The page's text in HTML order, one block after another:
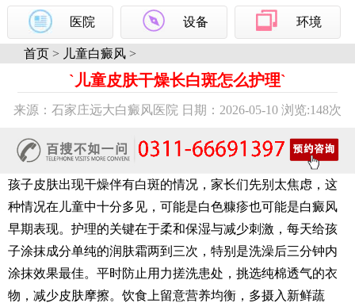
医院 设备 环境
首页 > 儿童白癜风 >
`儿童皮肤干燥长白斑怎么护理`
来源：石家庄远大白癜风医院 日期：2026-05-10 浏览:148次
孩子皮肤出现干燥伴有白斑的情况，家长们先别太焦虑，这
种情况在儿童中十分多见，可能是白色糠疹也可能是白癜风
早期表现。护理的关键在于柔和保湿与减少刺激，每天给孩
子涂抹成分单纯的润肤霜两到三次，特别是洗澡后三分钟内
涂抹效果最佳。平时防止用力搓洗患处，挑选纯棉透气的衣
物，减少皮肤摩擦。饮食上留意营养均衡，多摄入新鲜蔬